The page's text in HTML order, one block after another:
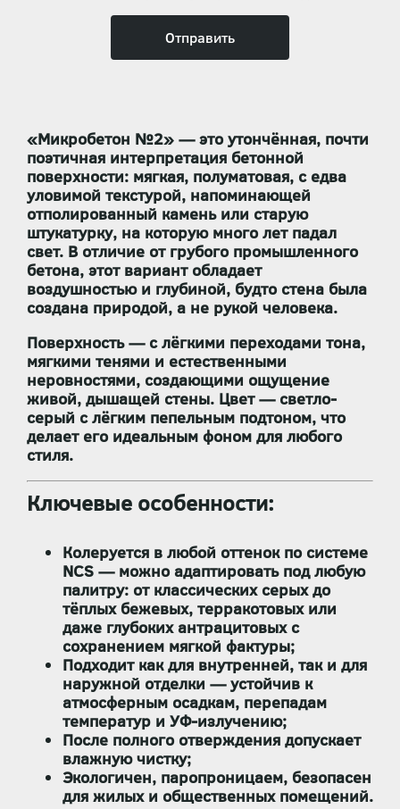
«Микробетон №2» — это утончённая, почти
поэтичная интерпретация бетонной
поверхности: мягкая, полуматовая, с едва
уловимой текстурой, напоминающей
отполированный камень или старую
штукатурку, на которую много лет падал
свет. В отличие от грубого промышленного
бетона, этот вариант обладает
воздушностью и глубиной, будто стена была
создана природой, а не рукой человека.
Поверхность — с лёгкими переходами тона,
мягкими тенями и естественными
неровностями, создающими ощущение
живой, дышащей стены. Цвет — светло-
серый с лёгким пепельным подтоном, что
делает его идеальным фоном для любого
стиля.
Ключевые особенности:
Колеруется в любой оттенок по системе
NCS — можно адаптировать под любую
палитру: от классических серых до
тёплых бежевых, терракотовых или
даже глубоких антрацитовых с
сохранением мягкой фактуры;
Подходит как для внутренней, так и для
наружной отделки — устойчив к
атмосферным осадкам, перепадам
температур и УФ-излучению;
После полного отверждения допускает
влажную чистку;
Экологичен, паропроницаем, безопасен
для жилых и общественных помещений.